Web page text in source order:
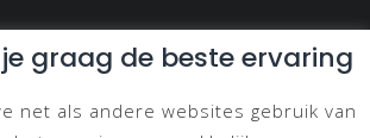
// 2021 // Magdeveloper
Privacy & Disclaimer
graag de beste ervaring
net als andere websites gebruik van